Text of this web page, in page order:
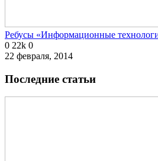
Ребусы «Информационные
0 22k 0
22 февраля, 2014
Последние статьи